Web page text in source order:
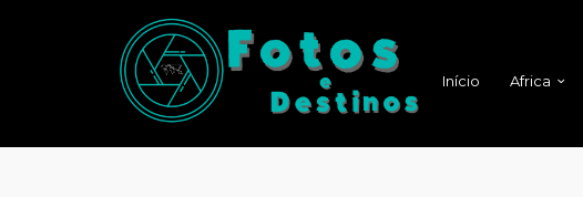
Início Africa